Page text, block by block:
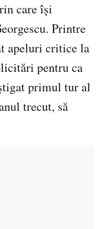
care își
Printre
apeluri critice la
pentru ca
primul tur al
trecut, să